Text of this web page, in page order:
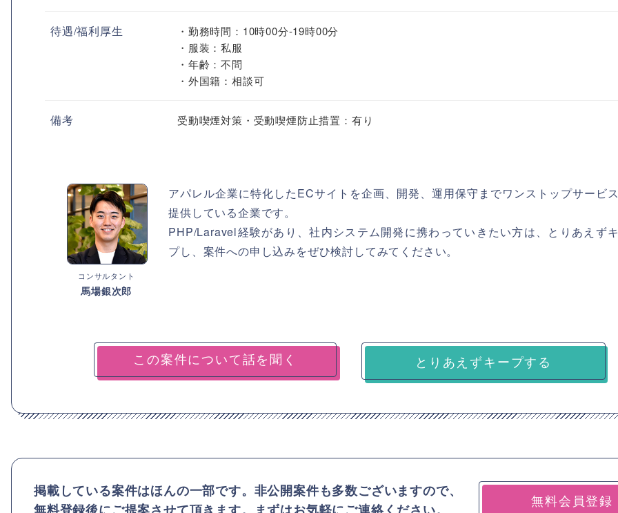
待遇/福利厚生
・勤務時間：10時00分-19時00分
・服装：私服
・年齢：不問
・外国籍：相談可
備考 受動喫煙対策・受動喫煙防止措置：有り
コンサルタント
馬場銀次郎
アパレル企業に特化したECサイトを企画、開発、運用保守までワンストップサービ
提供している企業です。
PHP/Laravel経験があり、社内システム開発に携わっていきたい方は、とりあえず
プし、案件への申し込みをぜひ検討してみてください。
とりあえずキープする
掲載している案件はほんの一部です。非公開案件も多数ございますので、
無料登録後にご提案させて頂きます。まずはお気軽にご連絡ください。
無料会員登録